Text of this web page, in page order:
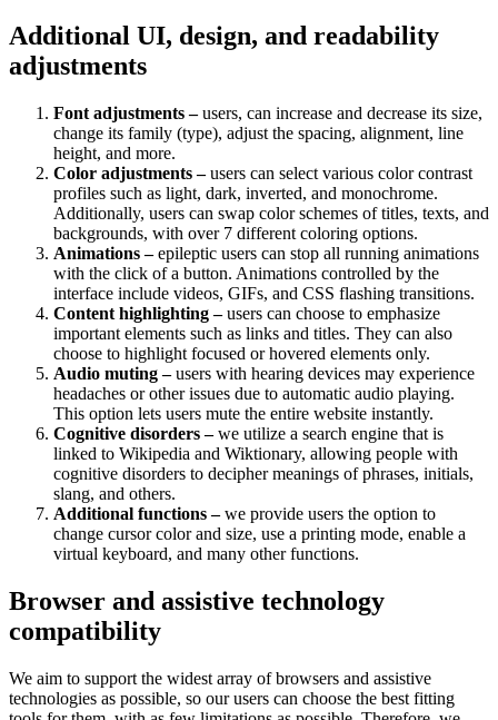
Additional UI, design, and readability
adjustments
Font adjustments –users, can increase and decrease its size,
change its family (type), adjust the spacing, alignment, line
height, and more.
Color adjustments –users can select various color contrast
profiles such as light, dark, inverted, and monochrome.
Additionally, users can swap color schemes of titles, texts, and
backgrounds, with over 7 different coloring options.
Animations –epileptic users can stop all running animations
with the click of a button. Animations controlled by the
interface include videos, GIFs, and CSS flashing transitions.
Content highlighting –users can choose to emphasize
important elements such as links and titles. They can also
choose to highlight focused or hovered elements only.
Audio muting –users with hearing devices may experience
headaches or other issues due to automatic audio playing.
This option lets users mute the entire website instantly.
Cognitive disorders –we utilize a search engine that is
linked to Wikipedia and Wiktionary, allowing people with
cognitive disorders to decipher meanings of phrases, initials,
slang, and others.
Additional functions –we provide users the option to
change cursor color and size, use a printing mode, enable a
virtual keyboard, and many other functions.
Browser and assistive technology
compatibility
We aim to support the widest array of browsers and assistive
technologies as possible, so our users can choose the best fitting